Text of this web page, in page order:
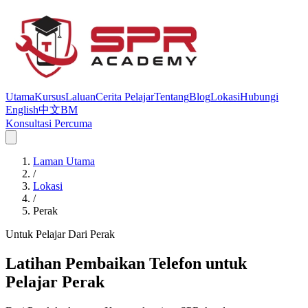
UtamaKursusLaluanCerita PelajarTentangBlogLokasiHubungi
English中文BM
Konsultasi Percuma
Laman Utama
/
Lokasi
/
Perak
Untuk Pelajar Dari Perak
Latihan Pembaikan Telefon untuk
Pelajar Perak